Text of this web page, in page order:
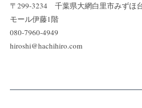
〒299-3234 千葉県大網白里市みずほ
モール伊藤1階
080-7960-4949
hiroshi@hachihiro.com